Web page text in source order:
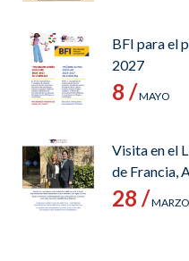
BFI para el
2027
8 /MAYO
Visita en el
de Francia,
28 /MARZO